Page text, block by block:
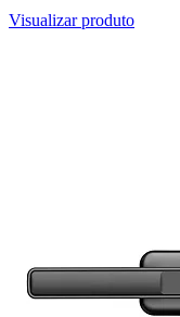
Visualizar produto